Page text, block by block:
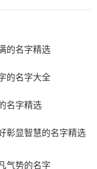
的名字精选
的名字大全
名字精选
彰显智慧的名字精选
气势的名字